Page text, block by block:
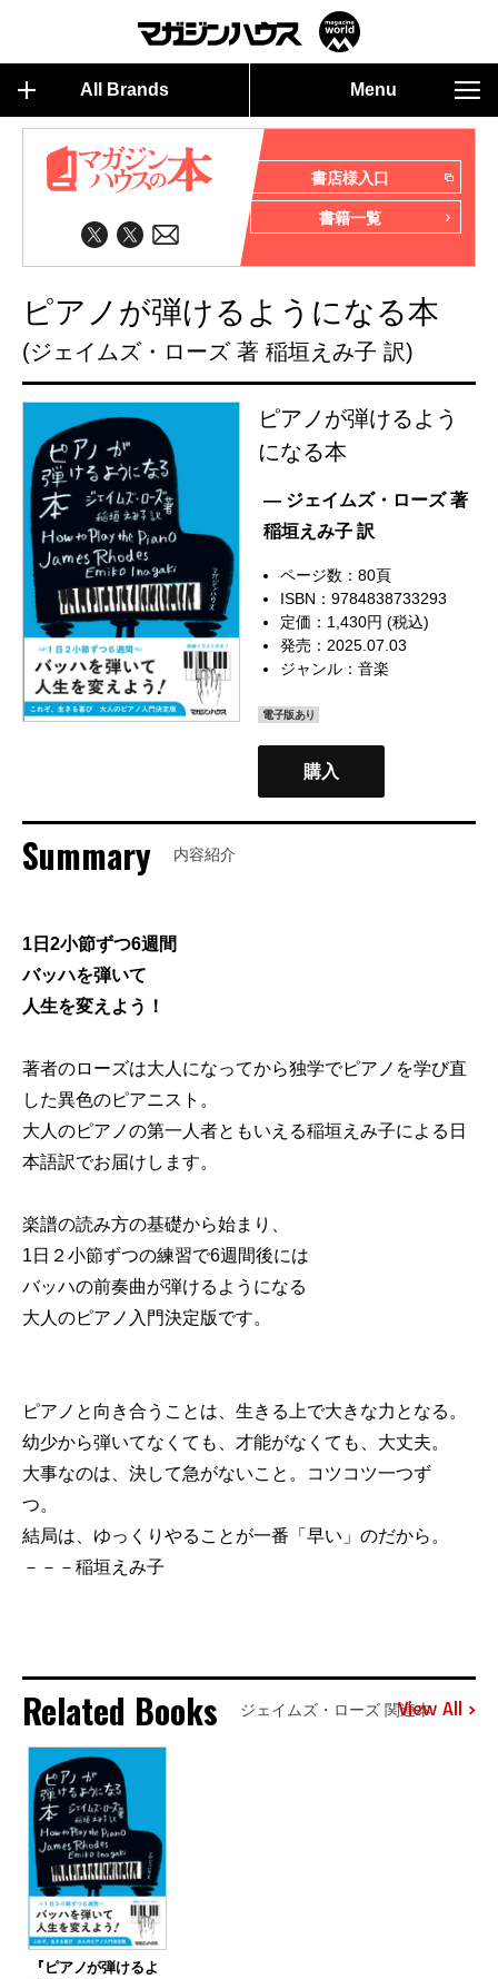
All Brands Menu
書店様入口
書籍一覧
ピアノが弾けるようになる本
(ジェイムズ・ローズ 著 稲垣えみ子 訳)
ピアノが弾けるよう
になる本
— ジェイムズ・ローズ 著
稲垣えみ子 訳
ページ数：80頁
ISBN：9784838733293
定価：1,430円 (税込)
発売：2025.07.03
ジャンル：音楽
電子版あり
購入
Summary 内容紹介
1日2小節ずつ6週間
バッハを弾いて
人生を変えよう！
著者のローズは大人になってから独学でピアノを学び直
した異色のピアニスト。
大人のピアノの第一人者ともいえる稲垣えみ子による日
本語訳でお届けします。
楽譜の読み方の基礎から始まり、
1日２小節ずつの練習で6週間後には
バッハの前奏曲が弾けるようになる
大人のピアノ入門決定版です。
ピアノと向き合うことは、生きる上で大きな力となる。
幼少から弾いてなくても、才能がなくても、大丈夫。
大事なのは、決して急がないこと。コツコツ一つず
つ。
結局は、ゆっくりやることが一番「早い」のだから。
－－－稲垣えみ子
Related Books ジェイムズ・ローズ 関連本
View All
『ピアノが弾けるよ